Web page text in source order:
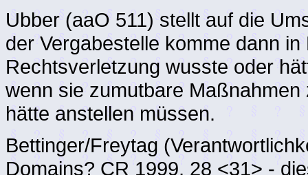
Ubber (aaO 511) stellt auf die
der Vergabestelle komme dann
Rechtsverletzung wusste oder
wenn sie zumutbare
hätte anstellen müssen.
Bettinger/Freytag
Domains? CR 1999, 28 <31> -